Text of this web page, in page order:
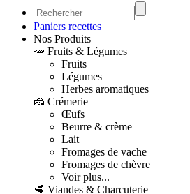
Paniers recettes
Nos Produits
🥕 Fruits & Légumes
Fruits
Légumes
Herbes aromatiques
🧀 Crémerie
Œufs
Beurre & crème
Lait
Fromages de vache
Fromages de chèvre
Voir plus...
🥩 Viandes & Charcuterie